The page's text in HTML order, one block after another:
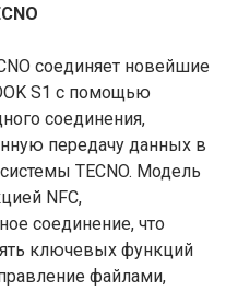
соединяет новейшие
S1 с помощью
соединения,
передачу данных в
TECNO. Модель
NFC,
соединение, что
ключевых функций
файлами,